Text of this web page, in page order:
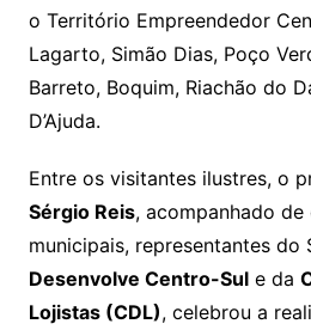
o Território Empreendedor
Lagarto, Simão Dias, Poço
Barreto, Boquim, Riachão do
D’Ajuda.
Entre os visitantes ilustres, o
Sérgio Reis, acompanhado
municipais, representantes do
Desenvolve Centro-Sule da
Lojistas (CDL), celebrou a